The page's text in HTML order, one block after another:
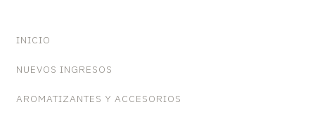
INICIO
NUEVOS INGRESOS
AROMATIZANTES Y ACCESORIOS